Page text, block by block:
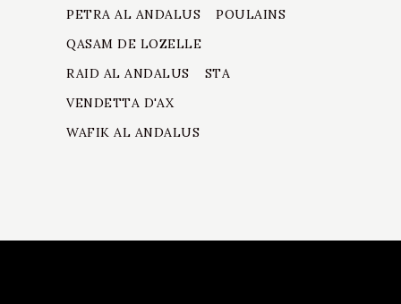
PETRA AL ANDALUS
POULAINS
QASAM DE LOZELLE
RAID AL ANDALUS
STA
VENDETTA D'AX
WAFIK AL ANDALUS